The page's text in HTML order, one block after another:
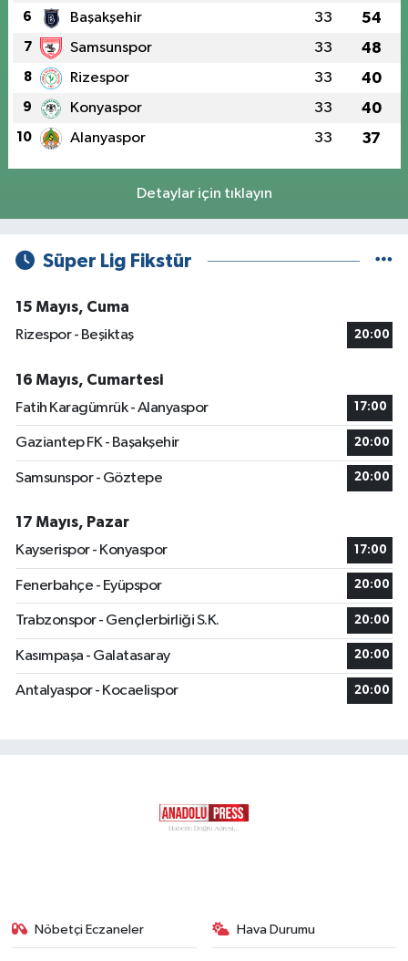
6 Başakşehir 33 54
7 Samsunspor 33 48
8 Rizespor 33 40
9 Konyaspor 33 40
10 Alanyaspor 33 37
Detaylar için tıklayın
Süper Lig Fikstür
15 Mayıs, Cuma
Rizespor - Beşiktaş
20:00
16 Mayıs, Cumartesi
Fatih Karagümrük - Alanyaspor
17:00
Gaziantep FK - Başakşehir 20:00
Samsunspor - Göztepe 20:00
17 Mayıs, Pazar
Kayserispor - Konyaspor
17:00
Fenerbahçe - Eyüpspor 20:00
Trabzonspor - Gençlerbirliği S.K. 20:00
Kasımpaşa - Galatasaray 20:00
Antalyaspor - Kocaelispor 20:00
Nöbetçi Eczaneler Hava Durumu